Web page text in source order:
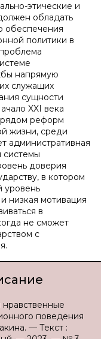
этические и
обладать
обеспечения
политики в
напрямую
служащих
сущности
XXI века
рядом реформ
жизни, среди
административная
системы
доверия
в котором
уровень
низкая мотивация
в
не сможет
с
поведения
— Текст :